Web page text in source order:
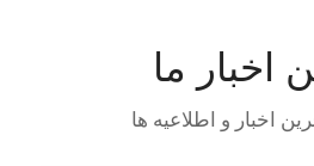
اخبار ما
اخبار و اطلاعیه ها